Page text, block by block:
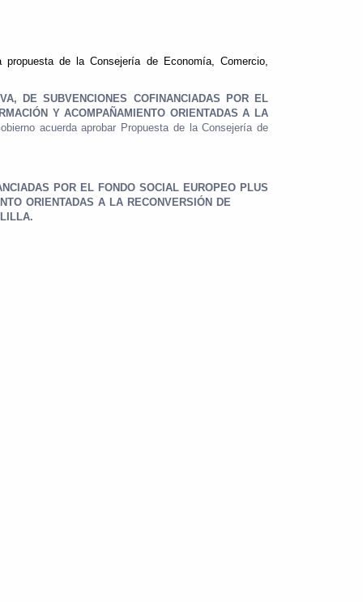
de la Consejería de Economía, Comercio,
DE SUBVENCIONES COFINANCIADAS POR EL
Y ACOMPAÑAMIENTO ORIENTADAS A LA
acuerda aprobar Propuesta de la Consejería de
POR EL FONDO SOCIAL EUROPEO PLUS
ORIENTADAS A LA RECONVERSIÓN DE